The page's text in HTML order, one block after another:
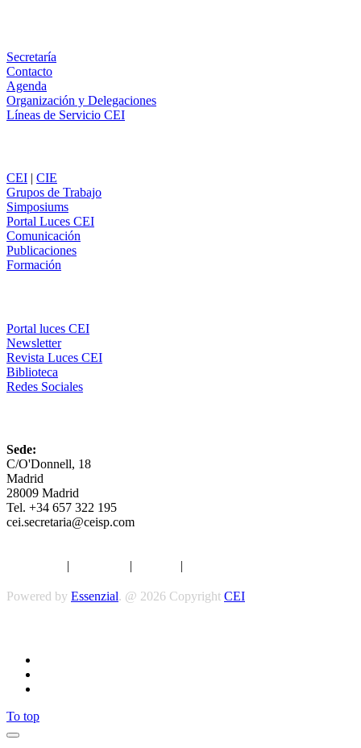
Secretaría
Contacto
Agenda
Organización y Delegaciones
Líneas de Servicio CEI
CEI | CIE
Grupos de Trabajo
Simposiums
Portal Luces CEI
Comunicación
Publicaciones
Formación
Portal luces CEI
Newsletter
Revista Luces CEI
Biblioteca
Redes Sociales
Sede:
C/O'Donnell, 18
Madrid
28009 Madrid
Tel. +34 657 322 195
cei.secretaria@ceisp.com
| | |
Powered by Essenzial. @ 2026 Copyright CEI
To top